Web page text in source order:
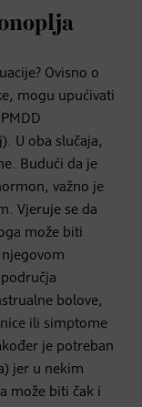
Ovisno o
mogu upućivati
U oba slučaja,
Budući da je
važno je
Vjeruje se da
može biti
bolove,
ili simptome
je potreban
jer u nekim
može biti čak i